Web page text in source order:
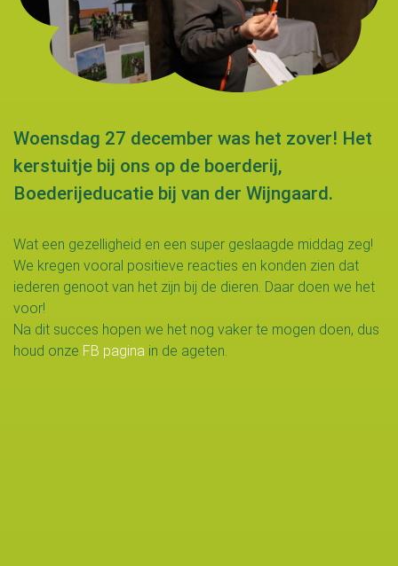
Woensdag 27 december was het zover! Het
kerstuitje bij ons op de boerderij,
Boederijeducatie bij van der Wijngaard.
Wat een gezelligheid en een super geslaagde middag zeg!
We kregen vooral positieve reacties en konden zien dat
iederen genoot van het zijn bij de dieren. Daar doen we het
voor!
Na dit succes hopen we het nog vaker te mogen doen, dus
houd onze FB pagina in de ageten.